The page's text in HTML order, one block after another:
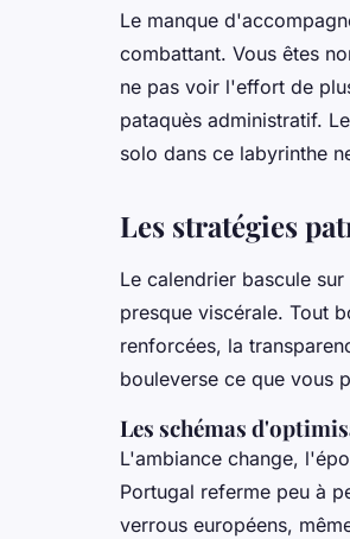
Le manque
combattant. Vous êtes
ne pas voir l'effort de
pataquès administratif.
solo dans ce labyrinthe
Les stratégies
Le calendrier bascule
presque viscérale. Tout
renforcées, la
bouleverse ce que vous
Les schémas
L'ambiance change,
Portugal referme peu à
verrous européens,